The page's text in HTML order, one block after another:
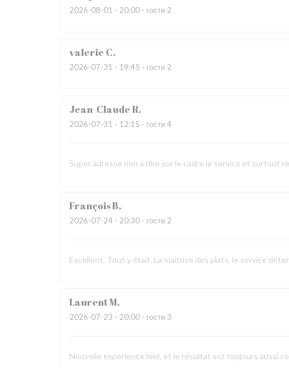
2026-08-01 - 20:00 - гости 2
valerie C
2026-07-31 - 19:45 - гости 2
Jean-ClaudeR
2026-07-31 - 12:15 - гости 4
Super adresse rien a dire sur le cadre le service et surtout
FrançoisB
2026-07-24 - 20:30 - гости 2
Excellent. Tout y était. La maitrise des plats, le service
LaurentM
2026-07-23 - 20:00 - гости 3
Nouvelle expérience hier, et le résultat est toujours aussi